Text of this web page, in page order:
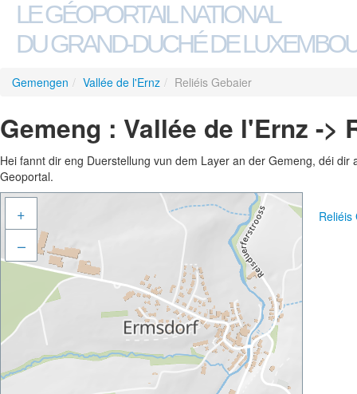
LE GÉOPORTAIL NATIONAL
DU GRAND-DUCHÉ DE
Gemengen / Vallée de l'Ernz / Reliéis Gebaier
Gemeng : Vallée de l'Ernz ->
Hei fannt dir eng Duerstellung vun dem Layer an der Gemeng, déi
Geoportal.
+
–
Reliéis